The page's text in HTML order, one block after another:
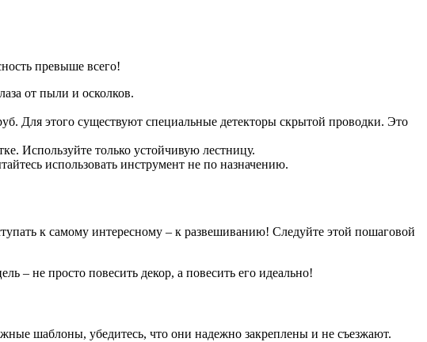
превыше всего!
от пыли и осколков.
Для этого существуют специальные детекторы скрытой проводки. Это
Используйте только устойчивую лестницу.
использовать инструмент не по назначению.
к самому интересному – к развешиванию! Следуйте этой пошаговой
– не просто повесить декор, а повесить его идеально!
шаблоны, убедитесь, что они надежно закреплены и не съезжают.